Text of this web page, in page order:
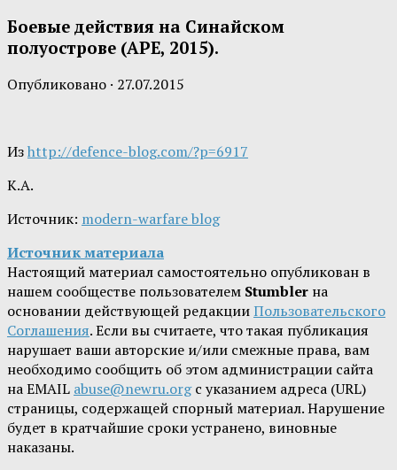
Боевые действия на Синайском
полуострове (АРЕ, 2015).
Опубликовано · 27.07.2015
Изhttp://defence-blog.com/?p=6917
К.А.
Источник: modern-warfare blog
Источник материала
Настоящий материал самостоятельно опубликован в
нашем сообществе пользователем Stumbler на
основании действующей редакцииПользовательского
Соглашения. Если вы считаете, что такая публикация
нарушает ваши авторские и/или смежные права, вам
необходимо сообщить об этом администрации сайта
на EMAIL abuse@newru.orgс указанием адреса (URL)
страницы, содержащей спорный материал. Нарушение
будет в кратчайшие сроки устранено, виновные
наказаны.